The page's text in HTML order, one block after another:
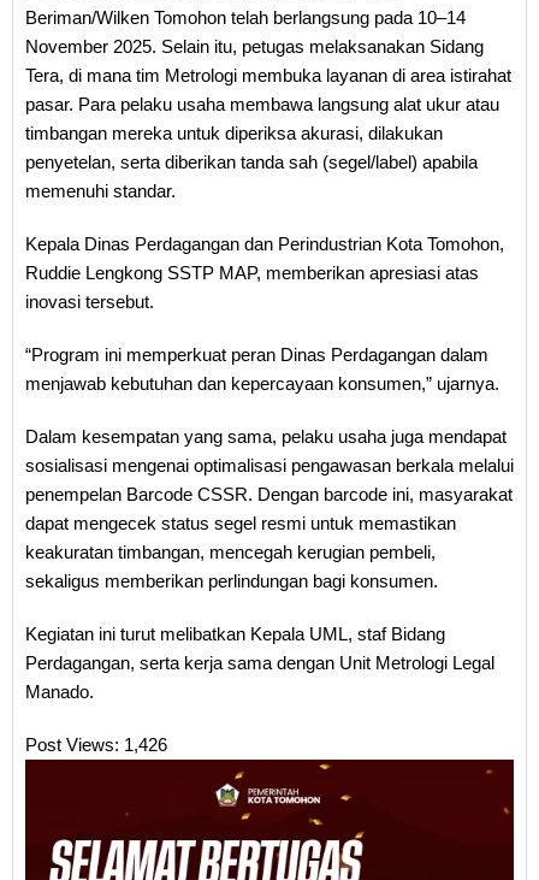
Beriman/Wilken Tomohon telah berlangsung pada 10–14
November 2025. Selain itu, petugas melaksanakan Sidang
Tera, di mana tim Metrologi membuka layanan di area istirahat
pasar. Para pelaku usaha membawa langsung alat ukur atau
timbangan mereka untuk diperiksa akurasi, dilakukan
penyetelan, serta diberikan tanda sah (segel/label) apabila
memenuhi standar.
Kepala Dinas Perdagangan dan Perindustrian Kota Tomohon,
Ruddie Lengkong SSTP MAP, memberikan apresiasi atas
inovasi tersebut.
“Program ini memperkuat peran Dinas Perdagangan dalam
menjawab kebutuhan dan kepercayaan konsumen,” ujarnya.
Dalam kesempatan yang sama, pelaku usaha juga mendapat
sosialisasi mengenai optimalisasi pengawasan berkala melalui
penempelan Barcode CSSR. Dengan barcode ini, masyarakat
dapat mengecek status segel resmi untuk memastikan
keakuratan timbangan, mencegah kerugian pembeli,
sekaligus memberikan perlindungan bagi konsumen.
Kegiatan ini turut melibatkan Kepala UML, staf Bidang
Perdagangan, serta kerja sama dengan Unit Metrologi Legal
Manado.
Post Views: 1,426